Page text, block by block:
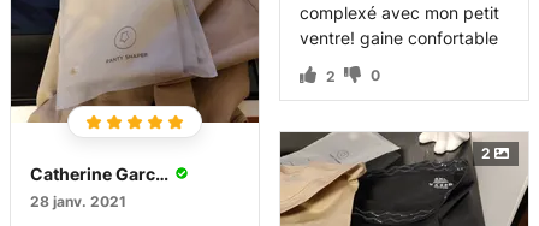
complexé avec mon petit
ventre! gaine confortable
2 0
Catherine Garcia
28 janv. 2021
2